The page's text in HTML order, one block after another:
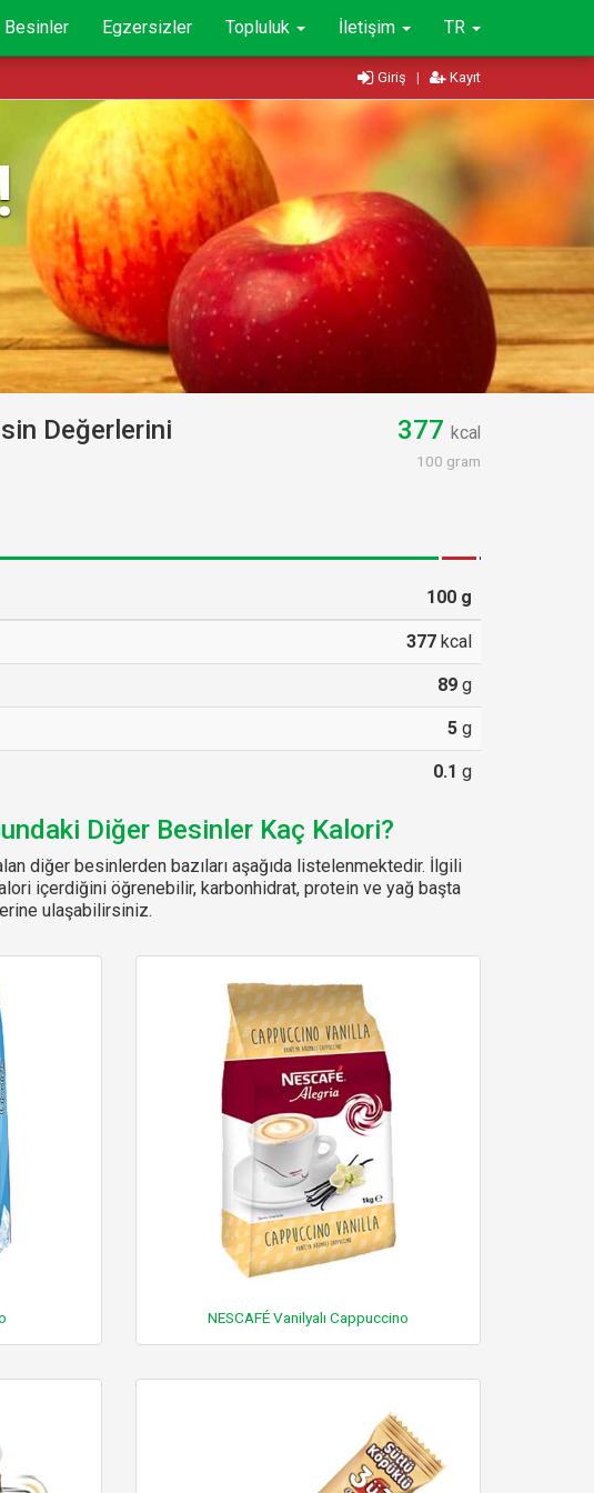
Besinler Egzersizler Topluluk İletişim TR
Giriş | Kayıt
Değerlerini
377 kcal
100 gram
100g
377kcal
89g
5g
0.1 g
Diğer Besinler Kaç Kalori?
diğer besinlerden bazıları aşağıda listelenmektedir. İlgili
içerdiğini öğrenebilir, karbonhidrat, protein ve yağ başta
ulaşabilirsiniz.
NESCAFÉ Vanilyalı Cappuccino